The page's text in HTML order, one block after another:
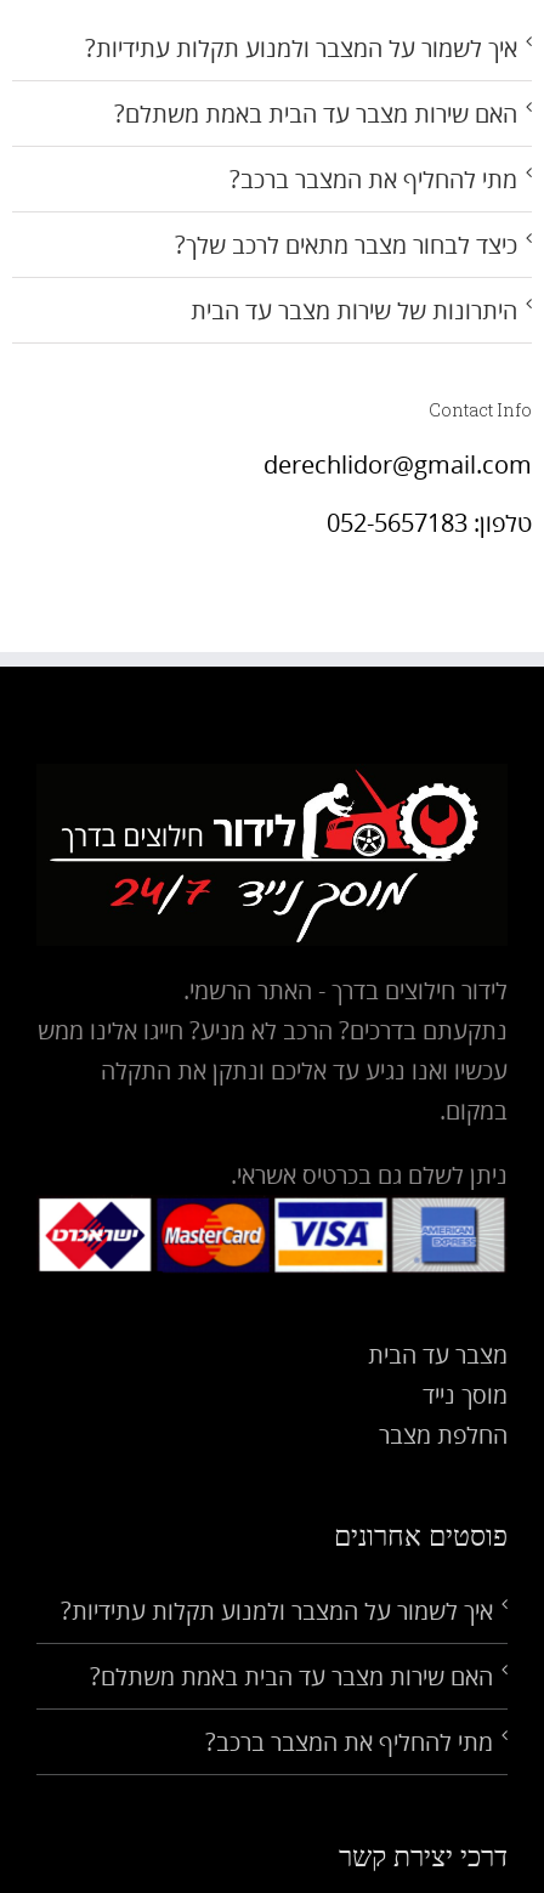
איך לשמור על המצבר ולמנוע תקלות עתידיות?
האם שירות מצבר עד הבית באמת משתלם?
מתי להחליף את המצבר ברכב?
כיצד לבחור מצבר מתאים לרכב שלך?
היתרונות של שירות מצבר עד הבית
Contact Info
derechlidor@gmail.com
טלפון: 052-5657183
לידור חילוצים בדרך - האתר הרשמי.
נתקעתם בדרכים? הרכב לא מניע? חייגו אלינו ממש
עכשיו ואנו נגיע עד אליכם ונתקן את התקלה
במקום.
ניתן לשלם גם בכרטיס אשראי.
מצבר עד הבית
מוסך נייד
החלפת מצבר
פוסטים אחרונים
איך לשמור על המצבר ולמנוע תקלות עתידיות?
האם שירות מצבר עד הבית באמת משתלם?
מתי להחליף את המצבר ברכב?
דרכי יצירת קשר